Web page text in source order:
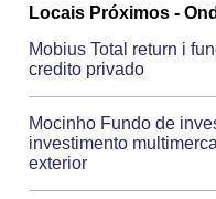
Locais Próximos -
Mobius Total return i
credito privado
Mocinho Fundo de
investimento
exterior